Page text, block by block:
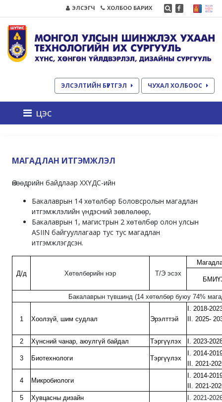
ЭЛСЭГЧ ХОЛБОО БАРИХ
ЭЛСЭЛТИЙН БҮРТГЭЛ ЧУХАЛ ХОЛБООС
цэс
МАГАДЛАН ИТГЭМЖЛЭЛ
Өнөөдрийн байдлаар ХХҮДС-ийн
Бакалаврын 14 хөтөлбөр Боловсролын магадлан
итгэмжлэлийн үндэсний зөвлөлөөр,
Бакалаврын 1, магистрын 2 хөтөлбөр олон улсын
ASIIN байгууллагаар тус тус магадлан
итгэмжлэгдсэн.
Д/д Хөтөлбөрийн нэр Т/Э эсэх
Бакалаврын түвшинд (14 хөтөлбөр буюу 74%
1 Хоолзүй, шим судлал Эрэлттэй
I.
II.
2 Хүнсний чанар, аюулгүй байдал Тэргүүлэх I. 2023-
3 Биотехнологи Тэргүүлэх
I.
II. 2021-
4 Микробиологи
I.
II. 2021-
5
Хувцасны дизайн
I.